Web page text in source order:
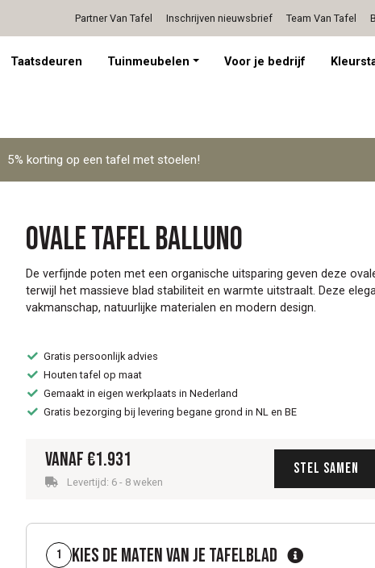
Persoonlijk advies op afspraak
Partner Van Tafel Inschrijven nieuwsbrief Team Van Tafel
Taatsdeuren Tuinmeubelen Voor je bedrijf
5% korting op een tafel met stoelen!
Ovale tafel Balluno
De verfijnde poten met een organische uitsparing geven deze
terwijl het massieve blad stabiliteit en warmte uitstraalt. Deze
vakmanschap, natuurlijke materialen en modern design.
Gratis persoonlijk advies
Houten tafel op maat
Gemaakt in eigen werkplaats in Nederland
Gratis bezorging bij levering begane grond in NL en BE
Vanaf €1.931
Levertijd: 6 - 8 weken
Stel samen
1 Kies de maten van je tafelblad